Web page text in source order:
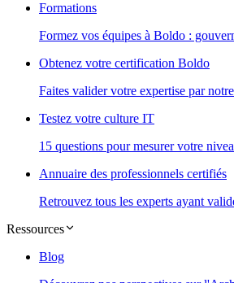
Formations
Formez vos équipes à Boldo :
Obtenez votre certification Boldo
Faites valider votre expertise par
Testez votre culture IT
15 questions pour mesurer votre
Annuaire des professionnels certifiés
Retrouvez tous les experts ayant
Ressources
Blog